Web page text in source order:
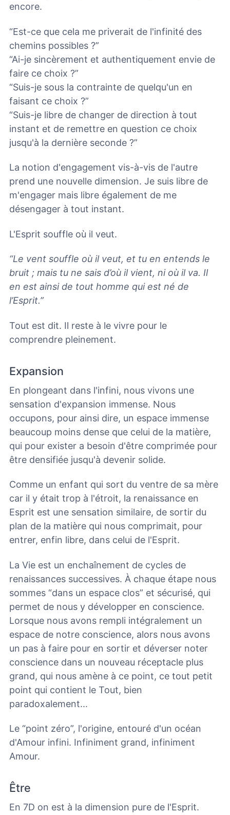
encore.
“Est-ce que cela me priverait de l'infinité des
chemins possibles ?”
“Ai-je sincèrement et authentiquement envie de
faire ce choix ?”
“Suis-je sous la contrainte de quelqu'un en
faisant ce choix ?”
“Suis-je libre de changer de direction à tout
instant et de remettre en question ce choix
jusqu'à la dernière seconde ?”
La notion d'engagement vis-à-vis de l'autre
prend une nouvelle dimension. Je suis libre de
m'engager mais libre également de me
désengager à tout instant.
L'Esprit souffle où il veut.
“Le vent souffle où il veut, et tu en entends le
bruit ; mais tu ne sais d’où il vient, ni où il va. Il
en est ainsi de tout homme qui est né de
l’Esprit.”
Tout est dit. Il reste à le vivre pour le
comprendre pleinement.
Expansion
En plongeant dans l'infini, nous vivons une
sensation d'expansion immense. Nous
occupons, pour ainsi dire, un espace immense
beaucoup moins dense que celui de la matière,
qui pour exister a besoin d'être comprimée pour
être densifiée jusqu'à devenir solide.
Comme un enfant qui sort du ventre de sa mère
car il y était trop à l'étroit, la renaissance en
Esprit est une sensation similaire, de sortir du
plan de la matière qui nous comprimait, pour
entrer, enfin libre, dans celui de l'Esprit.
La Vie est un enchaînement de cycles de
renaissances successives. À chaque étape nous
sommes “dans un espace clos” et sécurisé, qui
permet de nous y développer en conscience.
Lorsque nous avons rempli intégralement un
espace de notre conscience, alors nous avons
un pas à faire pour en sortir et déverser noter
conscience dans un nouveau réceptacle plus
grand, qui nous amène à ce point, ce tout petit
point qui contient le Tout, bien
paradoxalement...
Le “point zéro”, l'origine, entouré d'un océan
d'Amour infini. Infiniment grand, infiniment
Amour.
Être
En 7D on est à la dimension pure de l'Esprit.